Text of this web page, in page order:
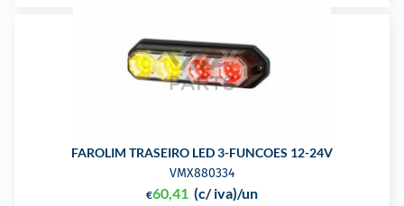
FAROLIM TRASEIRO LED 3-FUNCOES 12-24V
VMX880334
€60,41 (c/ iva)/un